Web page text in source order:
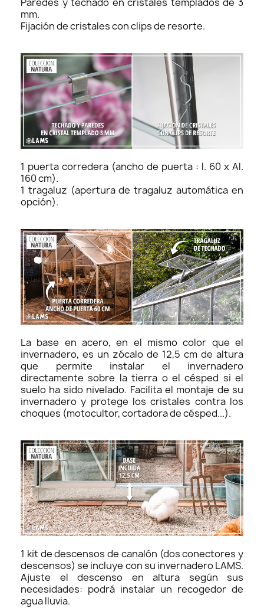
mm.
Fijación de cristales con clips de resorte.
1 puerta corredera (ancho de puerta : l. 60 x Al.
160 cm).
1 tragaluz (apertura de tragaluz automática en
opción).
La base en acero, en el mismo color que el
invernadero, es un zócalo de 12,5 cm de altura
que permite instalar el invernadero
directamente sobre la tierra o el césped si el
suelo ha sido nivelado. Facilita el montaje de su
invernadero y protege los cristales contra los
choques (motocultor, cortadora de césped...).
1 kit de descensos de canalón (dos conectores y
descensos) se incluye con su invernadero LAMS.
Ajuste el descenso en altura según sus
necesidades: podrá instalar un recogedor de
agua lluvia.